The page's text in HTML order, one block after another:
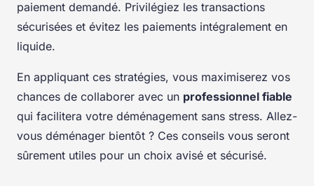
paiement demandé. Privilégiez les transactions
sécurisées et évitez les paiements intégralement en
liquide.
En appliquant ces stratégies, vous maximiserez vos
chances de collaborer avec un professionnel fiable
qui facilitera votre déménagement sans stress. Allez-
vous déménager bientôt ? Ces conseils vous seront
sûrement utiles pour un choix avisé et sécurisé.